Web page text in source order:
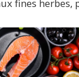
fines